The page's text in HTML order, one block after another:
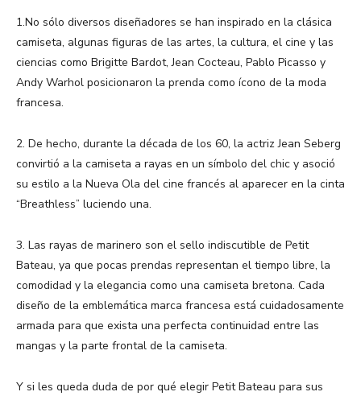
1.No sólo diversos diseñadores se han inspirado en la clásica
camiseta, algunas figuras de las artes, la cultura, el cine y las
ciencias como Brigitte Bardot, Jean Cocteau, Pablo Picasso y
Andy Warhol posicionaron la prenda como ícono de la moda
francesa.
2. De hecho, durante la década de los 60, la actriz Jean Seberg
convirtió a la camiseta a rayas en un símbolo del chic y asoció
su estilo a la Nueva Ola del cine francés al aparecer en la cinta
“Breathless” luciendo una.
3. Las rayas de marinero son el sello indiscutible de Petit
Bateau, ya que pocas prendas representan el tiempo libre, la
comodidad y la elegancia como una camiseta bretona. Cada
diseño de la emblemática marca francesa está cuidadosamente
armada para que exista una perfecta continuidad entre las
mangas y la parte frontal de la camiseta.
Y si les queda duda de por qué elegir Petit Bateau para sus